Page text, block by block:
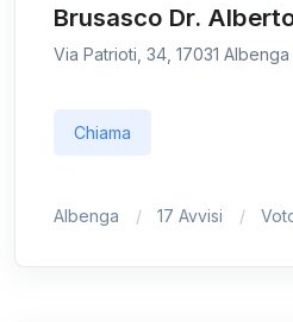
Brusasco Dr.
Via Patrioti, 34, 17031 Albenga
Chiama
Albenga 17 Avvisi